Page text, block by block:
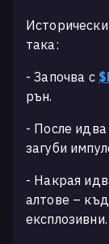
така:
- Започва с
рън.
- После
загуби
- Накрая
алтове –
експлозивни.